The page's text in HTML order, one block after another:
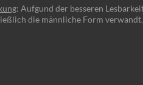
: Aufgund der besseren
die männliche Form